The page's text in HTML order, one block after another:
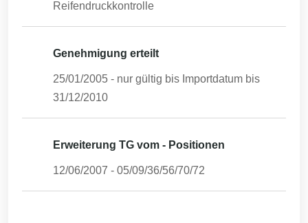
Reifendruckkontrolle
Genehmigung erteilt
25/01/2005 - nur gültig bis Importdatum bis
31/12/2010
Erweiterung TG vom - Positionen
12/06/2007 - 05/09/36/56/70/72